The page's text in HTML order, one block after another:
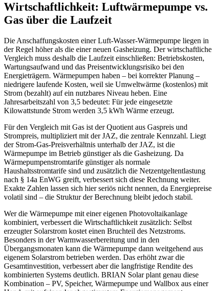
Wirtschaftlichkeit: Luftwärmepumpe vs.
Gas über die Laufzeit
Die Anschaffungskosten einer Luft-Wasser-Wärmepumpe liegen in
der Regel höher als die einer neuen Gasheizung. Der wirtschaftliche
Vergleich muss deshalb die Laufzeit einschließen: Betriebskosten,
Wartungsaufwand und das Preisentwicklungsrisiko bei den
Energieträgern. Wärmepumpen haben – bei korrekter Planung –
niedrigere laufende Kosten, weil sie Umweltwärme (kostenlos) mit
Strom (bezahlt) auf ein nutzbares Niveau heben. Eine
Jahresarbeitszahl von 3,5 bedeutet: Für jede eingesetzte
Kilowattstunde Strom werden 3,5 kWh Wärme erzeugt.
Für den Vergleich mit Gas ist der Quotient aus Gaspreis und
Strompreis, multipliziert mit der JAZ, die zentrale Kennzahl. Liegt
der Strom-Gas-Preisverhältnis unterhalb der JAZ, ist die
Wärmepumpe im Betrieb günstiger als die Gasheizung. Da
Wärmepumpenstromtarife günstiger als normale
Haushaltsstromtarife sind und zusätzlich die Netzentgeltentlastung
nach § 14a EnWG greift, verbessert sich diese Rechnung weiter.
Exakte Zahlen lassen sich hier seriös nicht nennen, da Energiepreise
volatil sind – die Struktur der Berechnung bleibt jedoch stabil.
Wer die Wärmepumpe mit einer eigenen Photovoltaikanlage
kombiniert, verbessert die Wirtschaftlichkeit zusätzlich: Selbst
erzeugter Solarstrom kostet einen Bruchteil des Netzstroms.
Besonders in der Warmwasserbereitung und in den
Übergangsmonaten kann die Wärmepumpe dann weitgehend aus
eigenem Solarstrom betrieben werden. Das erhöht zwar die
Gesamtinvestition, verbessert aber die langfristige Rendite des
kombinierten Systems deutlich. BRIAN Solar plant genau diese
Kombination – PV, Speicher, Wärmepumpe und Wallbox aus einer